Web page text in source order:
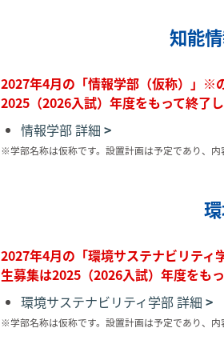
知能
2027年4月の「情報学部（仮称）」※
2025（2026入試）年度をもって終了し
情報学部 詳細
※学部名称は仮称です。設置計画は予定であり、内
2027年4月の「環境サステナビリテ
生募集は2025（2026入試）年度をも
環境サステナビリティ学部 詳細
※学部名称は仮称です。設置計画は予定であり、内